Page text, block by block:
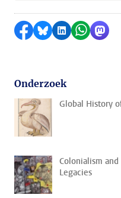
Delen op Facebook
Delen via Bluesky
Delen op
Delen
Onderzoek
Global History
Colonialism
Legacies